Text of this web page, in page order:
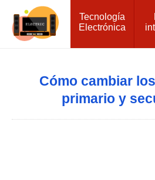
Tecnología
Electrónica
Cómo cambiar
primario y